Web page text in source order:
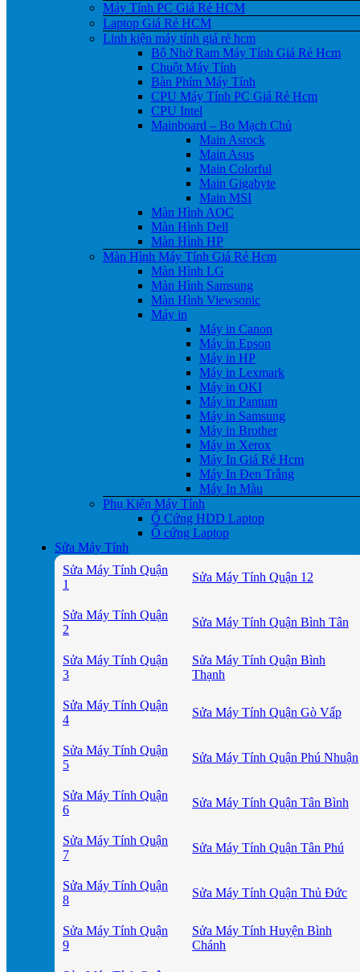
Máy Tính PC Giá Rẻ HCM
Laptop Giá Rẻ HCM
Linh kiện máy tính giá rẻ hcm
Bộ Nhớ Ram Máy Tính Giá Rẻ Hcm
Chuột Máy Tính
Bàn Phím Máy Tính
CPU Máy Tính PC Giá Rẻ Hcm
CPU Intel
Mainboard – Bo Mạch Chủ
Main Asrock
Main Asus
Main Colorful
Main Gigabyte
Main MSI
Màn Hình AOC
Màn Hình Dell
Màn Hình HP
Màn Hình Máy Tính Giá Rẻ Hcm
Màn Hình LG
Màn Hình Samsung
Màn Hình Viewsonic
Máy in
Máy in Canon
Máy in Epson
Máy in HP
Máy in Lexmark
Máy in OKI
Máy in Pantum
Máy in Samsung
Máy in Brother
Máy in Xerox
Máy In Giá Rẻ Hcm
Máy In Đen Trắng
Máy In Màu
Phụ Kiện Máy Tính
Ổ Cứng HDD Laptop
Ổ cứng Laptop
Sửa Máy Tính
Sửa Máy Tính Quận
1
Sửa Máy Tính Quận 12
Sửa Máy Tính Quận
2
Sửa Máy Tính Quận Bình Tân
Sửa Máy Tính Quận
3
Sửa Máy Tính Quận Bình
Thạnh
Sửa Máy Tính Quận
4
Sửa Máy Tính Quận Gò Vấp
Sửa Máy Tính Quận
5
Sửa Máy Tính Quận Phú Nhuận
Sửa Máy Tính Quận
6
Sửa Máy Tính Quận Tân Bình
Sửa Máy Tính Quận
7
Sửa Máy Tính Quận Tân Phú
Sửa Máy Tính Quận
8
Sửa Máy Tính Quận Thủ Đức
Sửa Máy Tính Quận
9
Sửa Máy Tính Huyện Bình
Chánh